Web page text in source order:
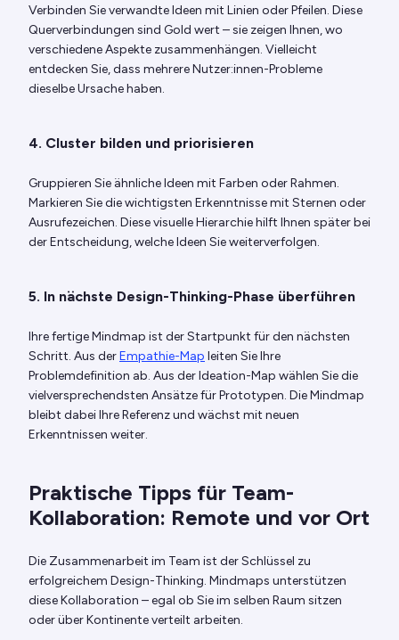
Verbinden Sie verwandte Ideen mit Linien oder Pfeilen. Diese
Querverbindungen sind Gold wert – sie zeigen Ihnen, wo
verschiedene Aspekte zusammenhängen. Vielleicht
entdecken Sie, dass mehrere Nutzer:innen-Probleme
dieselbe Ursache haben.
4. Cluster bilden und priorisieren
Gruppieren Sie ähnliche Ideen mit Farben oder Rahmen.
Markieren Sie die wichtigsten Erkenntnisse mit Sternen oder
Ausrufezeichen. Diese visuelle Hierarchie hilft Ihnen später bei
der Entscheidung, welche Ideen Sie weiterverfolgen.
5. In nächste Design-Thinking-Phase überführen
Ihre fertige Mindmap ist der Startpunkt für den nächsten
Schritt. Aus derEmpathie-Map leiten Sie Ihre
Problemdefinition ab. Aus der Ideation-Map wählen Sie die
vielversprechendsten Ansätze für Prototypen. Die Mindmap
bleibt dabei Ihre Referenz und wächst mit neuen
Erkenntnissen weiter.
Praktische Tipps für Team-
Kollaboration: Remote und vor Ort
Die Zusammenarbeit im Team ist der Schlüssel zu
erfolgreichem Design-Thinking. Mindmaps unterstützen
diese Kollaboration – egal ob Sie im selben Raum sitzen
oder über Kontinente verteilt arbeiten.